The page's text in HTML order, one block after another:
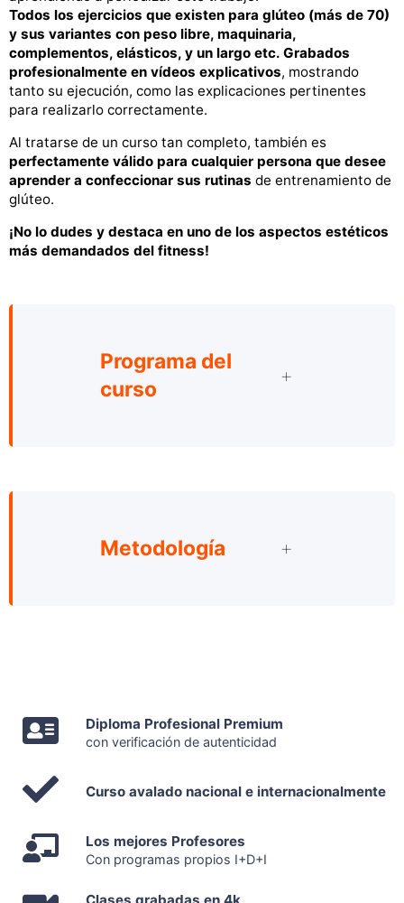
Todos los ejercicios que existen para glúteo (más de 70)
y sus variantes con peso libre, maquinaria,
complementos, elásticos, y un largo etc. Grabados
profesionalmente en vídeos explicativos, mostrando
tanto su ejecución, como las explicaciones pertinentes
para realizarlo correctamente.
Al tratarse de un curso tan completo, también es
perfectamente válido para cualquier persona que desee
aprender a confeccionar sus rutinas de entrenamiento de
glúteo.
¡No lo dudes y destaca en uno de los aspectos estéticos
más demandados del fitness!
Programa del
curso
Metodología
Diploma Profesional Premium
con verificación de autenticidad
Curso avalado nacional e internacionalmente
Los mejores Profesores
Con programas propios I+D+I